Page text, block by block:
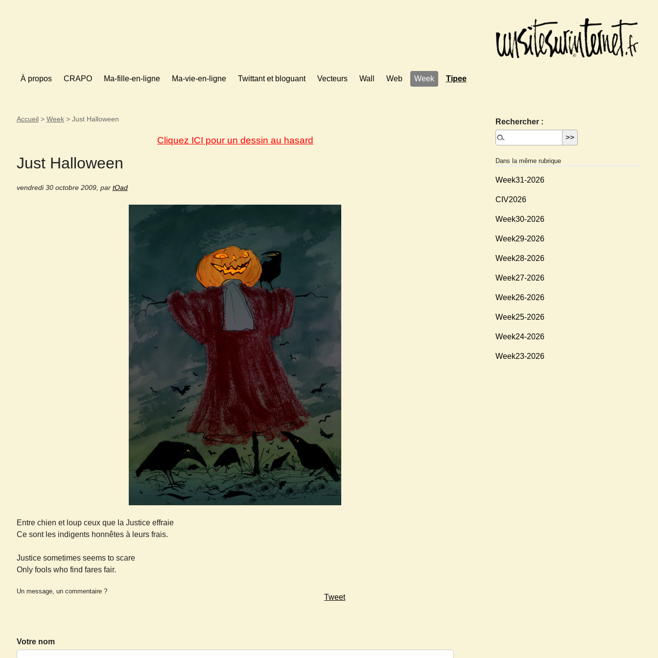
À propos CRAPO Ma-fille-en-ligne Ma-vie-en-ligne Twittant et bloguant Vecteurs Wall Web Week Tipee
Accueil> Week> Just Halloween
Cliquez ICI pour un dessin au hasard
Just Halloween
vendredi 30 octobre 2009, par tOad
Entre chien et loup ceux que la Justice effraie
Ce sont les indigents honnêtes à leurs frais.
Justice sometimes seems to scare
Only fools who find fares fair.
Tweet
Un message, un commentaire ?
Votre nom
Rechercher :
Dans la même rubrique
Week31-2026
CIV2026
Week30-2026
Week29-2026
Week28-2026
Week27-2026
Week26-2026
Week25-2026
Week24-2026
Week23-2026